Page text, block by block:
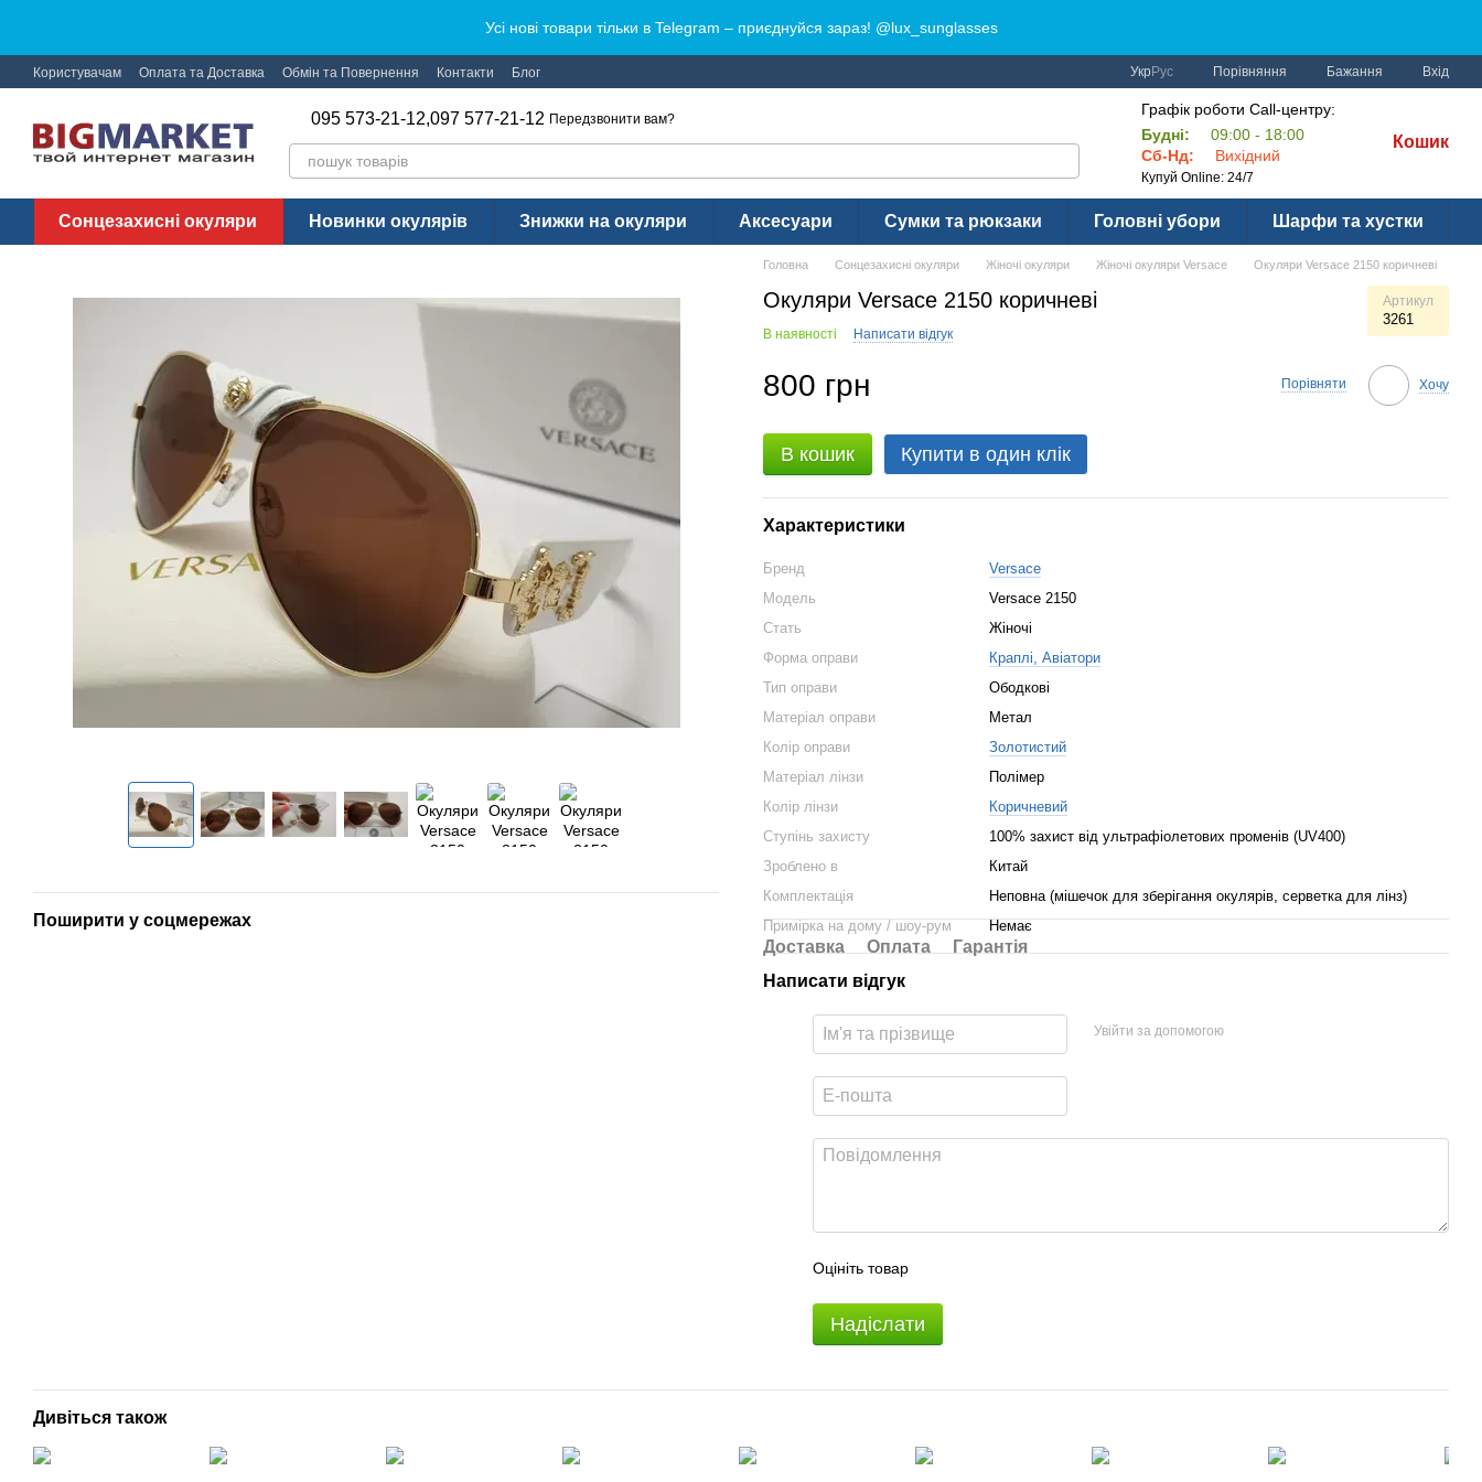
Усі нові товари тільки в Telegram – приєднуйся зараз! @lux_sunglasses
Користувачам Оплата та Доставка Обмін та Повернення Контакти Блог УкрРус Порівняння Бажання Вхід
095 573-21-12,097 577-21-12 Передзвонити вам?
Графік роботи Call-центру:
Будні:
09:00 - 18:00
Сб-Нд:
Вихідний
Купуй Online: 24/7
Кошик
Сонцезахисні окуляри Новинки окулярів Знижки на окуляри Аксесуари Сумки та рюкзаки Головні убори Шарфи та хустки
Поширити у соцмережах
Головна Сонцезахисні окуляри Жіночі окуляри Жіночі окуляри Versace Окуляри Versace 2150 коричневі
Окуляри Versace 2150 коричневі Артикул
3261
В наявності Написати відгук
800 грн Порівняти Хочу
В кошик Купити в один клік
Характеристики
Бренд
Versace
Модель
Versace 2150
Стать
Жіночі
Форма оправи
Краплі, Авіатори
Тип оправи
Ободкові
Матеріал оправи
Метал
Колір оправи
Золотистий
Матеріал лінзи
Полімер
Колір лінзи
Коричневий
Ступінь захисту
100% захист від ультрафіолетових променів (UV400)
Зроблено в
Китай
Комплектація
Неповна (мішечок для зберігання окулярів, серветка для лінз)
Примірка на дому / шоу-рум
Немає
Доставка Оплата
Гарантія
Написати відгук
Увійти за допомогою
Оцініть товар
Надіслати
Дивіться також